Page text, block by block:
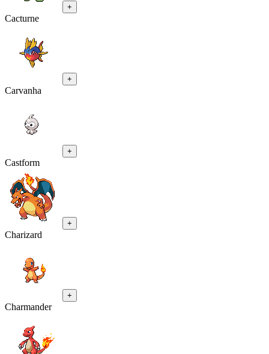
+
Cacturne
+
Carvanha
+
Castform
+
Charizard
+
Charmander